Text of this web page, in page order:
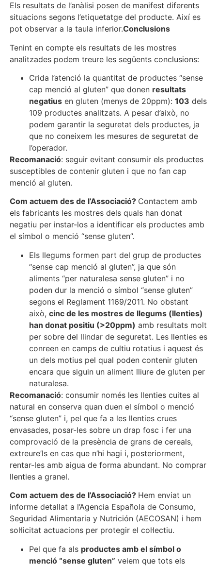
Els resultats de l’anàlisi posen de manifest diferents
situacions segons l’etiquetatge del producte. Així es
pot observar a la taula inferior.Conclusions
Tenint en compte els resultats de les mostres
analitzades podem treure les següents conclusions:
Crida l’atenció la quantitat de productes “sense
cap menció al gluten” que donen resultats
negatius en gluten (menys de 20ppm): 103 dels
109 productes analitzats. A pesar d’això, no
podem garantir la seguretat dels productes, ja
que no coneixem les mesures de seguretat de
l’operador.
Recomanació: seguir evitant consumir els productes
susceptibles de contenir gluten i que no fan cap
menció al gluten.
Com actuem des de l’Associació? Contactem amb
els fabricants les mostres dels quals han donat
negatiu per instar-los a identificar els productes amb
el símbol o menció “sense gluten”.
Els llegums formen part del grup de productes
“sense cap menció al gluten”, ja que són
aliments “per naturalesa sense gluten” i no
poden dur la menció o símbol “sense gluten”
segons el Reglament 1169/2011. No obstant
això, cinc de les mostres de llegums (llenties)
han donat positiu (>20ppm) amb resultats molt
per sobre del llindar de seguretat. Les llenties es
conreen en camps de cultiu rotatius i aquest és
un dels motius pel qual poden contenir gluten
encara que siguin un aliment lliure de gluten per
naturalesa.
Recomanació: consumir només les llenties cuites al
natural en conserva quan duen el símbol o menció
“sense gluten” i, pel que fa a les llenties crues
envasades, posar-les sobre un drap fosc i fer una
comprovació de la presència de grans de cereals,
extreure’ls en cas que n’hi hagi i, posteriorment,
rentar-les amb aigua de forma abundant. No comprar
llenties a granel.
Com actuem des de l’Associació? Hem enviat un
informe detallat a l’Agencia Española de Consumo,
Seguridad Alimentaria y Nutrición (AECOSAN) i hem
sol·licitat actuacions per protegir el col·lectiu.
Pel que fa als productes amb el símbol o
menció “sense gluten” veiem que tots els